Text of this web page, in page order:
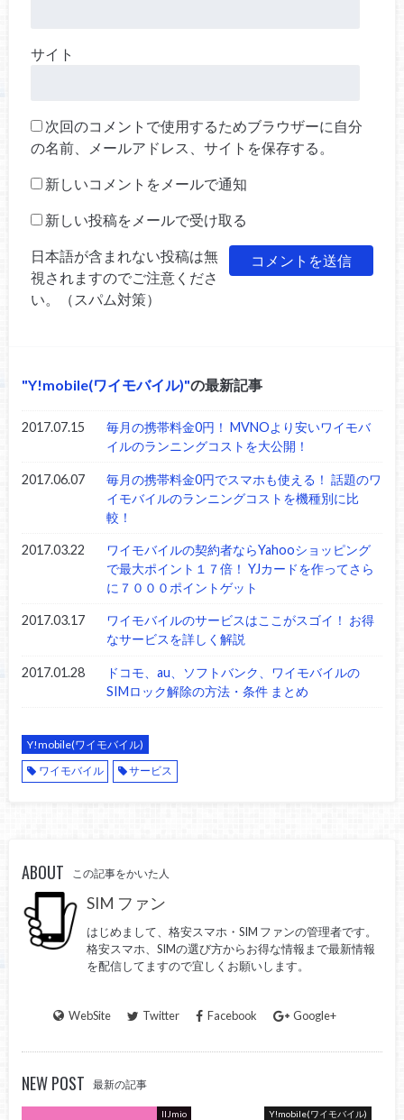
サイト
次回のコメントで使用するためブラウザーに自分
の名前、メールアドレス、サイトを保存する。
新しいコメントをメールで通知
新しい投稿をメールで受け取る
日本語が含まれない投稿は無
視されますのでご注意くださ
い。（スパム対策）
Y!mobile(ワイモバイル) の最新記事
2017.07.15
毎月の携帯料金0円！ MVNOより安いワイモバ
イルのランニングコストを大公開！
2017.06.07
毎月の携帯料金0円でスマホも使える！ 話題のワ
イモバイルのランニングコストを機種別に比
較！
2017.03.22
ワイモバイルの契約者ならYahooショッピング
で最大ポイント１７倍！ YJカードを作ってさら
に７０００ポイントゲット
2017.03.17
ワイモバイルのサービスはここがスゴイ！ お得
なサービスを詳しく解説
2017.01.28
ドコモ、au、ソフトバンク、ワイモバイルの
SIMロック解除の方法・条件 まとめ
Y!mobile(ワイモバイル)
ワイモバイル
サービス
ABOUT この記事をかいた人
SIM ファン
はじめまして、格安スマホ・SIM ファンの管理者です。
格安スマホ、SIMの選び方からお得な情報まで最新情報
を配信してますので宜しくお願いします。
WebSite Twitter Facebook Google+
NEW POST 最新の記事
IIJmio Y!mobile(ワイモバイル)